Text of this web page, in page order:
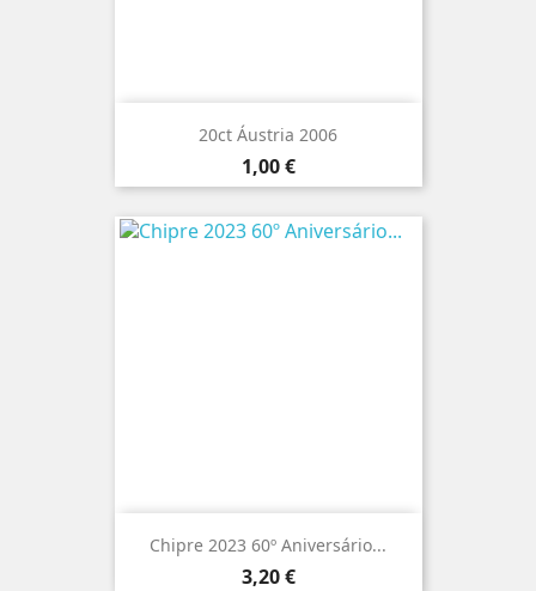
20ct Áustria 2006
Preço
1,00 €
Chipre 2023 60º Aniversário...
Preço
3,20 €